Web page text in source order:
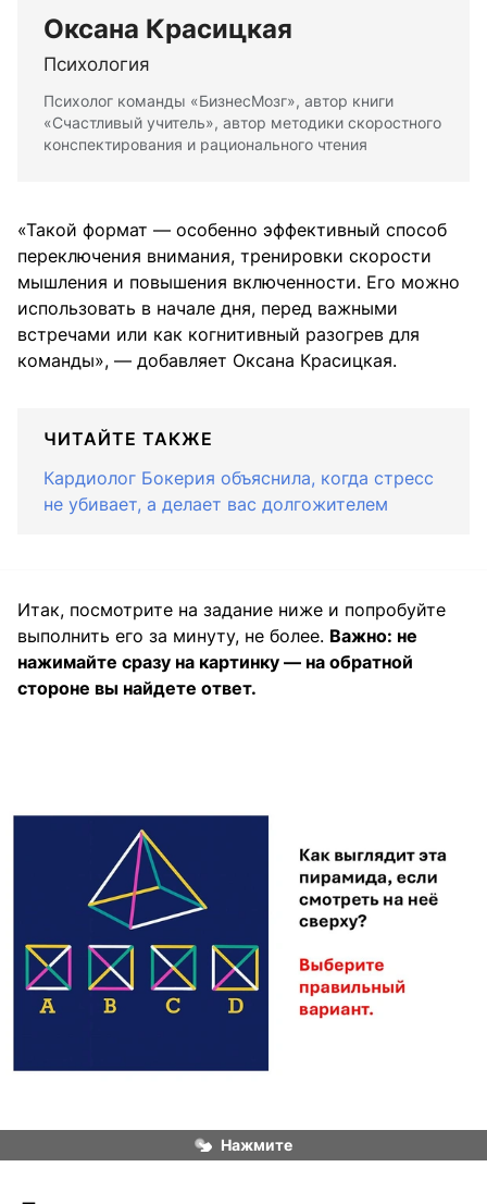
Оксана Красицкая
Психология
Психолог команды «БизнесМозг», автор книги
«Счастливый учитель», автор методики скоростного
конспектирования и рационального чтения
«Такой формат — особенно эффективный способ
переключения внимания, тренировки скорости
мышления и повышения включенности. Его можно
использовать в начале дня, перед важными
встречами или как когнитивный разогрев для
команды», — добавляет Оксана Красицкая.
ЧИТАЙТЕ ТАКЖЕ
Кардиолог Бокерия объяснила, когда стресс
не убивает, а делает вас долгожителем
Итак, посмотрите на задание ниже и попробуйте
выполнить его за минуту, не более. Важно: не
нажимайте сразу на картинку — на обратной
стороне вы найдете ответ.
Нажмите